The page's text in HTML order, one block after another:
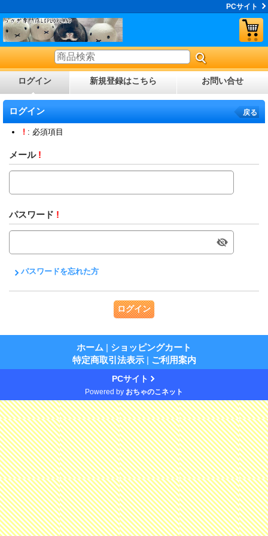
PCサイト
ログイン 新規登録はこちら お問い合せ
ログイン 戻る
! : 必須項目
メール !
パスワード !
パスワードを忘れた方
ホーム | ショッピングカート
特定商取引法表示 | ご利用案内
PCサイト
Powered by おちゃのこネット